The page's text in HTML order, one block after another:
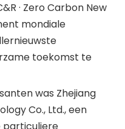
· Zero Carbon New
mondiale
toekomst te
was Zhejiang
Co., Ltd., een